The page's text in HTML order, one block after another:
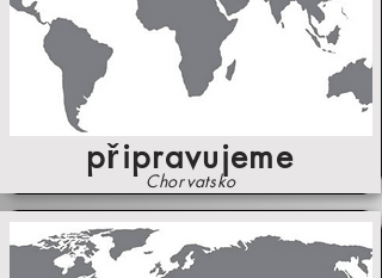
připravujeme
Chorvatsko